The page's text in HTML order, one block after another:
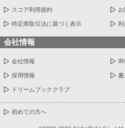
スコア利用規約
特定商取引法に基づく表示
会社情報
会社情報
採用情報 書
ドリームブッククラブ
初めての方へ